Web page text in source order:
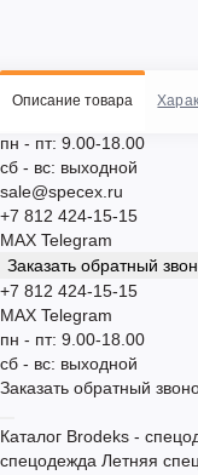
пн - пт: 9.00-18.00
сб - вс: выходной
sale@specex.ru
+7 812 424-15-15
MAX Telegram
Заказать обратный
+7 812 424-15-15
MAX Telegram
пн - пт: 9.00-18.00
сб - вс: выходной
Заказать обратный
Каталог Brodeks -
спецодежда Летняя
Описание товара